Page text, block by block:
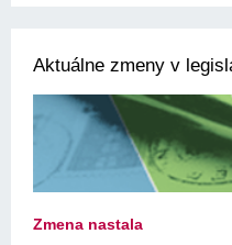
Aktuálne zmeny v
Zmena nastala